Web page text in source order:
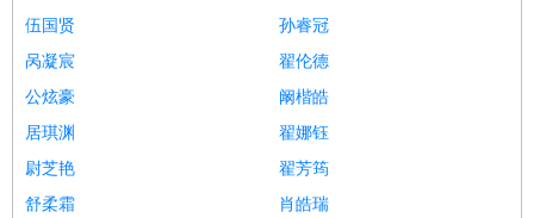
伍国贤
孙睿冠
呙凝宸
翟伦德
公炫豪
阚楷皓
居琪渊
翟娜钰
尉芝艳
翟芳筠
舒柔霜
肖皓瑞